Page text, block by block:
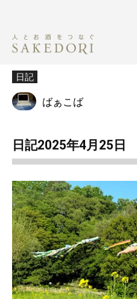
日記
ばぁこば
日記2025年4月25日